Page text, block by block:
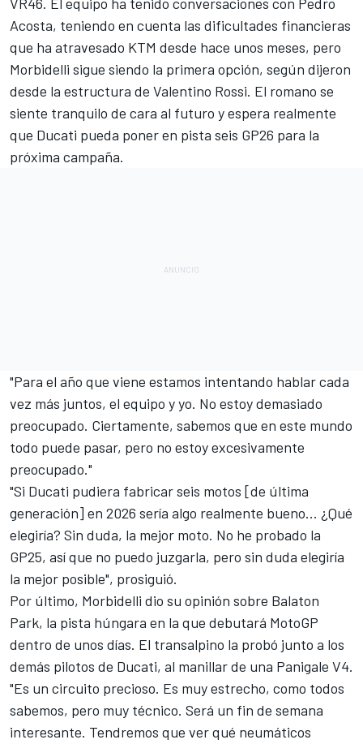
Acosta, teniendo en cuenta las dificultades financieras
que ha atravesado KTM desde hace unos meses, pero
Morbidelli sigue siendo la primera opción, según dijeron
desde la estructura de Valentino Rossi. El romano se
siente tranquilo de cara al futuro y espera realmente
que Ducati pueda poner en pista seis GP26 para la
próxima campaña.
"Para el año que viene estamos intentando hablar cada
vez más juntos, el equipo y yo. No estoy demasiado
preocupado. Ciertamente, sabemos que en este mundo
todo puede pasar, pero no estoy excesivamente
preocupado."
"Si Ducati pudiera fabricar seis motos [de última
generación] en 2026 sería algo realmente bueno... ¿Qué
elegiría? Sin duda, la mejor moto. No he probado la
GP25, así que no puedo juzgarla, pero sin duda elegiría
la mejor posible", prosiguió.
Por último, Morbidelli dio su opinión sobre Balaton
Park, la pista húngara en la que debutará MotoGP
dentro de unos días. El transalpino la probó junto a los
demás pilotos de Ducati, al manillar de una Panigale V4.
"Es un circuito precioso. Es muy estrecho, como todos
sabemos, pero muy técnico. Será un fin de semana
interesante. Tendremos que ver qué neumáticos